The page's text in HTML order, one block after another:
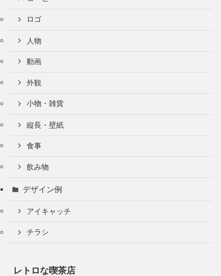
ロゴ
人物
動画
外観
小物・雑貨
縦長・壁紙
食事
飲み物
デザイン例
アイキャッチ
チラシ
レトロな喫茶店